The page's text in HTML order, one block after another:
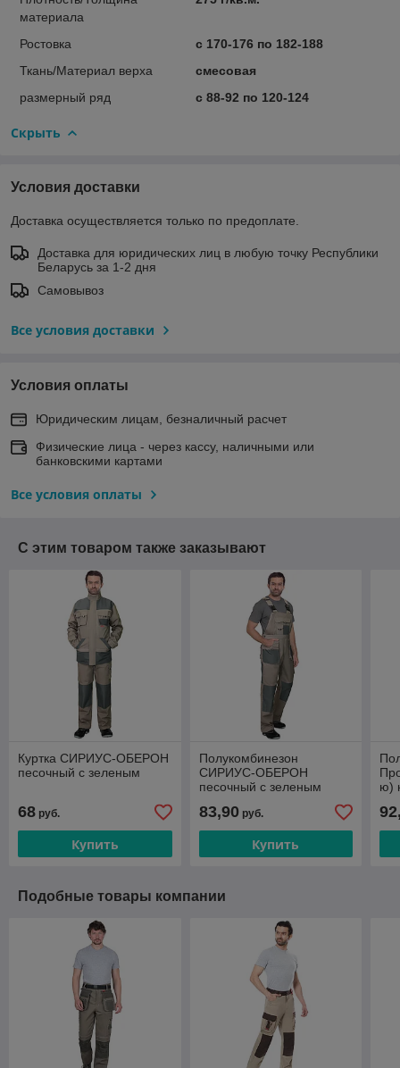
материала
Ростовка
с 170-176 по 182-188
Ткань/Материал верха
смесовая
размерный ряд
с 88-92 по 120-124
Скрыть
Условия доставки
Доставка осуществляется только по предоплате.
Доставка для юридических лиц в любую точку Республики
Беларусь за 1-2 дня
Самовывоз
Все условия доставки
Условия оплаты
Юридическим лицам, безналичный расчет
Физические лица - через кассу, наличными или
банковскими картами
Все условия оплаты
С этим товаром также заказывают
Куртка СИРИУС-ОБЕРОН
песочный с зеленым
68 руб.
Купить
Полукомбинезон
СИРИУС-ОБЕРОН
песочный с зеленым
83,90руб.
Купить
ю)
Подобные товары компании